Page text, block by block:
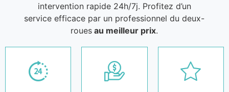
intervention rapide 24h/7j. Profitez d’un
service efficace par un professionnel du deux-
roues au meilleur prix.